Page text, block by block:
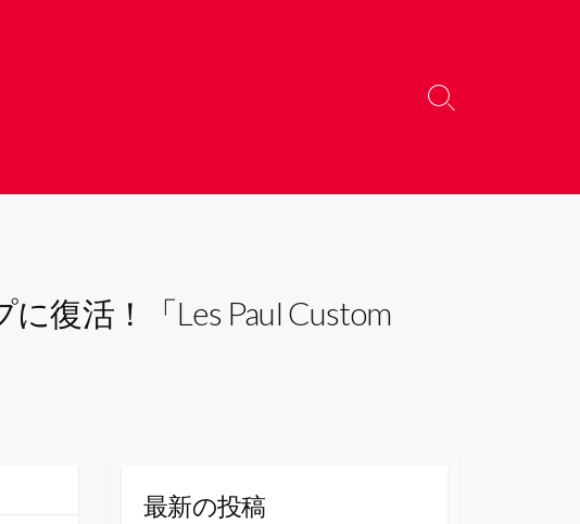
検
替
復活！「Les Paul Custom
最新の投稿